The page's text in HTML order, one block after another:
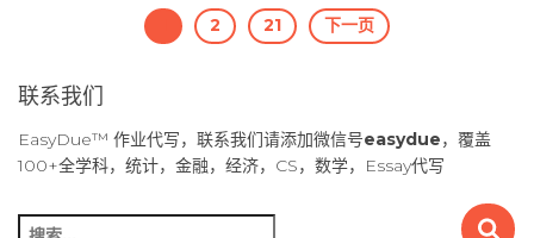
章
导
2 21 下一页
联系我们
EasyDue™ 作业代写，联系我们请添加微信号easydue，覆盖
100+全学科，统计，金融，经济，CS，数学，Essay代写
搜